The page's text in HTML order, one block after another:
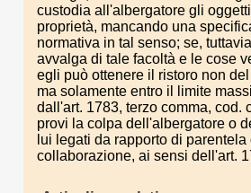
custodia all'albergatore gli
proprietà, mancando una
normativa in tal senso; se,
avvalga di tale facoltà e le cose
egli può ottenere il ristoro non
ma solamente entro il limite
dall'art. 1783, terzo comma, cod.
provi la colpa dell'albergatore o
lui legati da rapporto di parentela
collaborazione, ai sensi dell'art.